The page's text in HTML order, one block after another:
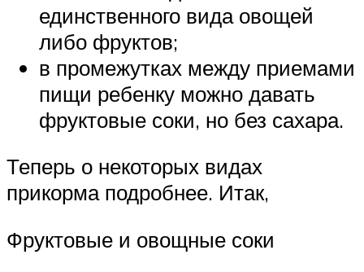
единственного вида овощей
либо фруктов;
в промежутках между приемами
пищи ребенку можно давать
фруктовые соки, но без сахара.
Теперь о некоторых видах
прикорма подробнее. Итак,
Фруктовые и овощные соки